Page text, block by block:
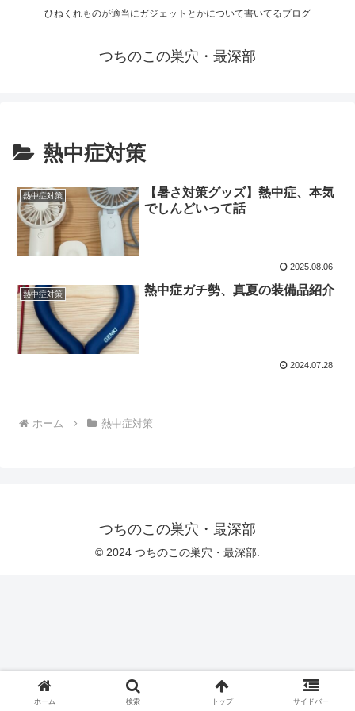
ひねくれものが適当にガジェットとかについて書いてるブログ
つちのこの巣穴・最深部
熱中症対策
熱中症対策
【暑さ対策グッズ】熱中症、本気
でしんどいって話
2025.08.06
熱中症対策 熱中症ガチ勢、真夏の装備品紹介
2024.07.28
ホーム 熱中症対策
つちのこの巣穴・最深部
© 2024 つちのこの巣穴・最深部.
ホーム 検索 トップ サイドバー